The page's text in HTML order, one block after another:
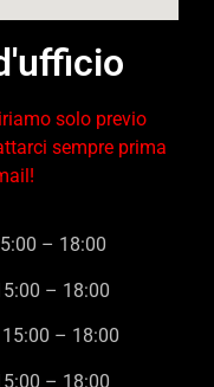
solo previo
sempre prima
– 18:00
– 18:00
– 18:00
– 18:00